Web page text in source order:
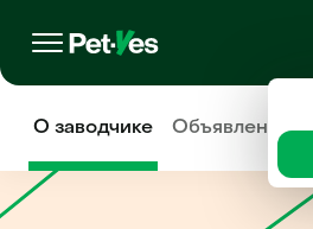
О заводчике Объявления